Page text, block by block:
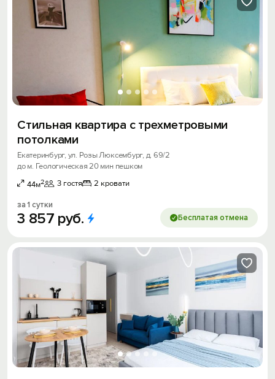
Стильная квартира с трехметровыми
потолками
Екатеринбург, ул. Розы Люксембург, д. 69/2
до м. Геологическая 20 мин пешком
44м2 3 гостя 2 кровати
за 1 сутки
3 857 руб. Бесплатая отмена